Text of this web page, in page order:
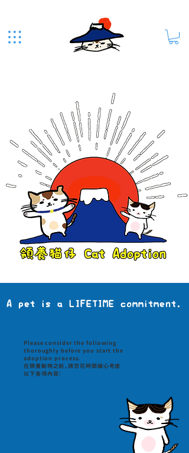
Please consider the following
thoroughly before you start the
adoption process.
在領養動物之前，請您花時間細心考慮
以下各項內容：
A pet is a LIFETIME commitment.